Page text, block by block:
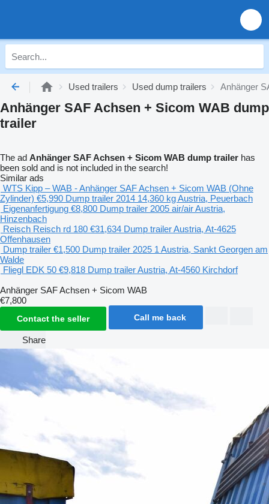
Used trailers Used dump trailers Anhänger
Anhänger SAF Achsen + Sicom WAB dump
trailer
The ad Anhänger SAF Achsen + Sicom WAB dump trailer has
been sold and is not included in the search!
Similar ads
WTS Kipp – WAB - Anhänger SAF Achsen + Sicom WAB (Ohne
Zylinder) €5,990 Dump trailer 2014 14,360 kgAustria, Peuerbach
Eigenanfertigung €8,800 Dump trailer 2005 air/airAustria,
Hinzenbach
Reisch Reisch rd 180 €31,634 Dump trailerAustria, At-4625
Offenhausen
Dump trailer €1,500 Dump trailer 2025 1 Austria, Sankt Georgen am
Walde
Fliegl EDK 50 €9,818 Dump trailerAustria, At-4560 Kirchdorf
Anhänger SAF Achsen + Sicom WAB
€7,800
Contact the seller Call me back
Share